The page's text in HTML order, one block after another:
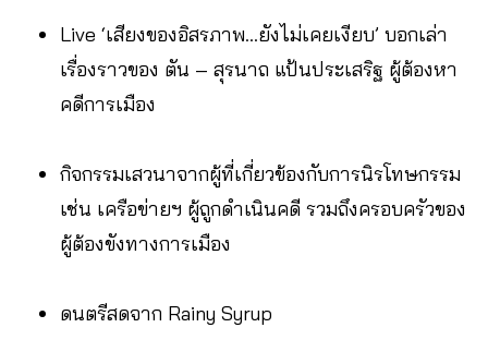
Live ‘เสียงของอิสรภาพ…ยังไม่เคยเงียบ’ บอกเล่า
เรื่องราวของ ตัน – สุรนาถ แป้นประเสริฐ ผู้ต้องหา
คดีการเมือง
กิจกรรมเสวนาจากผู้ที่เกี่ยวข้องกับการนิรโทษกรรม
เช่น เครือข่ายฯ ผู้ถูกดำเนินคดี รวมถึงครอบครัวของ
ผู้ต้องขังทางการเมือง
ดนตรีสดจาก Rainy Syrup